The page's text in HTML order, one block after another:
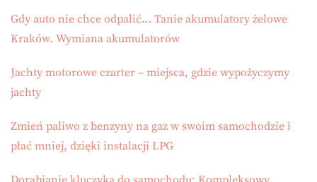
Gdy auto nie chce odpalić… Tanie akumulatory żelowe
Kraków. Wymiana akumulatorów
Jachty motorowe czarter – miejsca, gdzie wypożyczymy
jachty
Zmień paliwo z benzyny na gaz w swoim samochodzie i
płać mniej, dzięki instalacji LPG